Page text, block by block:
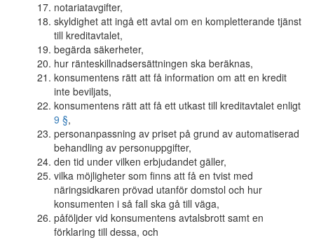
notariatavgifter,
skyldighet att ingå ett avtal om en kompletterande tjänst
till kreditavtalet,
begärda säkerheter,
hur ränteskillnadsersättningen ska beräknas,
konsumentens rätt att få information om att en kredit
inte beviljats,
konsumentens rätt att få ett utkast till kreditavtalet enligt
9 §,
personanpassning av priset på grund av automatiserad
behandling av personuppgifter,
den tid under vilken erbjudandet gäller,
vilka möjligheter som finns att få en tvist med
näringsidkaren prövad utanför domstol och hur
konsumenten i så fall ska gå till väga,
påföljder vid konsumentens avtalsbrott samt en
förklaring till dessa, och